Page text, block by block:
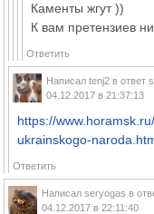
Каменты жгут ))
К вам претензиев
Ответить
Написал tenj2 в ответ
04.12.2017 в 21:37:13
https://
ukrainskogo-
Ответить
Написал seryogas в
04.12.2017 в 22:11:40